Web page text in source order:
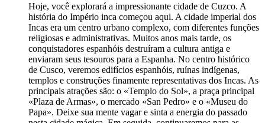
Hoje, você explorará a impressionante cidade de Cuzco. A
história do Império inca começou aqui. A cidade imperial dos
Incas era um centro urbano complexo, com diferentes funções
religiosas e administrativas. Muitos anos mais tarde, os
conquistadores espanhóis destruíram a cultura antiga e
enviaram seus tesouros para a Espanha. No centro histórico
de Cusco, veremos edifícios espanhóis, ruínas indígenas,
templos e construções finamente representativas dos Incas. As
principais atrações são: o «Templo do Sol», a praça principal
«Plaza de Armas», o mercado «San Pedro» e o «Museu do
Papa». Deixe sua mente vagar e sinta a energia do passado